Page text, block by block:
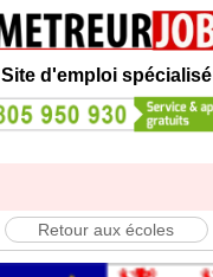
Site d'emploi spécialisé
Retour aux écoles